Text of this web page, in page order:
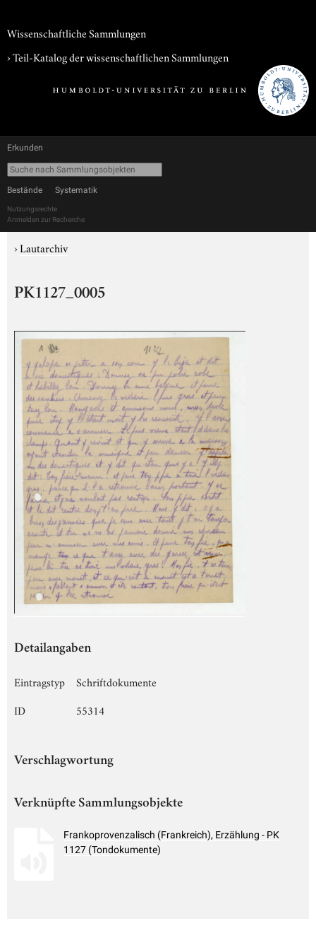
Wissenschaftliche Sammlungen
› Teil-Katalog der wissenschaftlichen Sammlungen
Erkunden
Bestände Systematik
Nutzungsrechte
Anmelden zur Recherche
›Lautarchiv
PK1127_0005
Detailangaben
Eintragstyp
Schriftdokumente
ID
55314
Verschlagwortung
Verknüpfte Sammlungsobjekte
Frankoprovenzalisch (Frankreich), Erzählung - PK
1127 (Tondokumente)